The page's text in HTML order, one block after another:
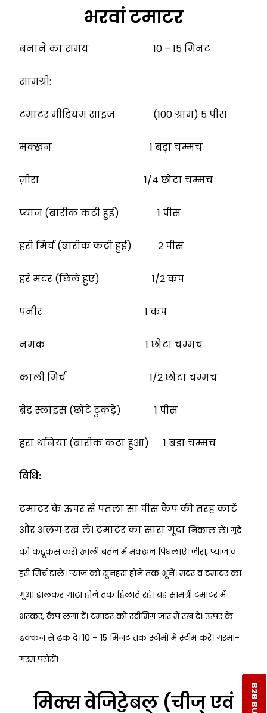
भरवां टमाटर
बनाने का समय 10 – 15 मिनट
सामग्री:
टमाटर मीडियम साइज (100 ग्राम) 5 पीस
मक्खन 1 बड़ा चम्मच
ज़ीरा 1/4 छोटा चम्मच
प्याज (बारीक कटी हुई) 1 पीस
हरी मिर्च (बारीक कटी हुई) 2 पीस
हरे मटर (छिले हुए) 1/2 कप
पनीर 1 कप
नमक 1 छोटा चम्मच
काली मिर्च 1/2 छोटा चम्मच
ब्रेड स्लाइस (छोटे टुकड़े) 1 पीस
हरा धनिया (बारीक कटा हुआ) 1 बड़ा चम्मच
विधि:
टमाटर के ऊपर से पतला सा पीस कैप की तरह काटें
और अलग रख लें। टमाटर का सारा गूदानिकाल लें। गूदे
को कद्दूकस करें। खाली बर्तन में मक्खन पिघलाऐं। जीरा, प्याज व
हरी मिर्च डालें।प्याज को सुनहरा होने तक भूनें। मटर व टमाटर का
गूआ डालकर गाढ़ा होने तक हिलाते रहें। यहसामग्री टमाटर में
भरकर, कैप लगा दें। टमाटर को स्टीमिंग जार में रख दें। ऊपर के
ढक्कन से ढकदें। 10 – 15 मिनट तक स्टीमो में स्टीम करें। गरमा-
गरम परोसें।
मिक्स वेजिटेबल (चीज एवं